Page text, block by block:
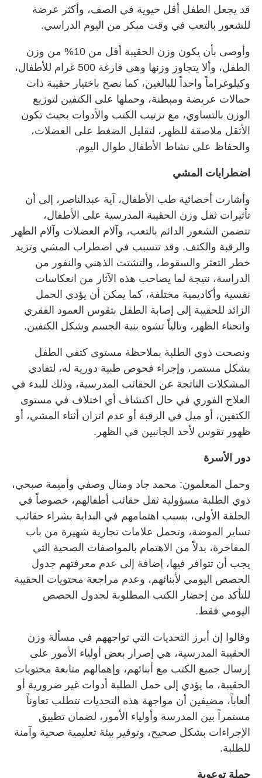
قد يجعل الطفل أقل حيوية في الصف، وأكثر عرضة
للشعور بالتعب في وقت مبكر من اليوم الدراسي.
وأوصى بأن يكون وزن الحقيبة أقل من 10% من وزن
الطفل، وألا يتجاوز وزنها وهي فارغة 500 غرام للأطفال،
وكيلوغراماً واحداً للبالغين، كما نصح باختيار حقيبة ذات
حمالات عريضة ومبطنة، وحملها على الكتفين لتوزيع
الوزن بالتساوي، مع ترتيب الكتب والأدوات بحيث تكون
الأثقل ملاصقة للظهر، لتقليل الضغط على العضلات،
والحفاظ على نشاط الأطفال طوال اليوم.
اضطرابات المشي
وأشارت أخصائية طب الأطفال، آية عبدالناصر، إلى أن
تأثيرات ثقل وزن الحقيبة المدرسية على الأطفال،
تتضمن الشعور الدائم بالتعب، وآلام العضلات وآلام الظهر
والرقبة والكتف. وقد تتسبب في اضطراب المشي وتزيد
خطر التعثر والسقوط، والتشتت الذهني والنفور من
الدراسة، نتيجة لما يصاحب هذه الآثار من انعكاسات
نفسية وأكاديمية مختلفة، كما يمكن أن يؤدي الحمل
الزائد للحقيبة إلى إصابة الطفل بتقوس العمود الفقري
وانحناء الظهر، وتالياً تشوه بنية الجسم وشكل الكتفين.
ونصحت ذوي الطلبة بملاحظة مستوى كتفي الطفل
بشكل مستمر، وإجراء فحوص طبية دورية له، لتفادي
المشكلات الناتجة عن الحقائب المدرسية، وذلك للبدء في
العلاج الفوري في حال اكتشاف أي اختلاف في مستوى
الكتفين، أو ميل في الرقبة أو عدم اتزان أثناء المشي، أو
ظهور تقوس لأحد الجانبين في الظهر.
دور الأسرة
وحمل المعلمون: محمد جاد ومنال وصفي وأميمة صبحي،
ذوي الطلبة مسؤولية ثقل حقائب أطفالهم، خصوصاً في
الحلقة الأولى، بسبب اهتمامهم في البداية بشراء حقائب
تساير الموضة، وتحمل علامات تجارية شهيرة من باب
المفاخرة، بدلاً من الاهتمام بالمواصفات الصحية التي
يجب أن تتوافر فيها، إضافة إلى عدم معرفتهم جدول
الحصص اليومي لأبنائهم، وعدم مراجعة محتويات الحقيبة
للتأكد من إحضار الكتب المطلوبة لجدول الحصص
اليومي فقط.
وقالوا إن أبرز التحديات التي تواجههم في مسألة وزن
الحقيبة المدرسية، هي إصرار بعض أولياء الأمور على
إرسال جميع الكتب مع أبنائهم، وإهمالهم متابعة محتويات
الحقيبة، ما يؤدي إلى حمل الطلبة أدوات غير ضرورية أو
ألعاباً، مضيفين أن مواجهة هذه التحديات تتطلب تعاوناً
مستمراً بين المدرسة وأولياء الأمور، لضمان تطبيق
الإجراءات بشكل صحيح، وتوفير بيئة تعليمية صحية وآمنة
للطلبة.
حملة توعوية